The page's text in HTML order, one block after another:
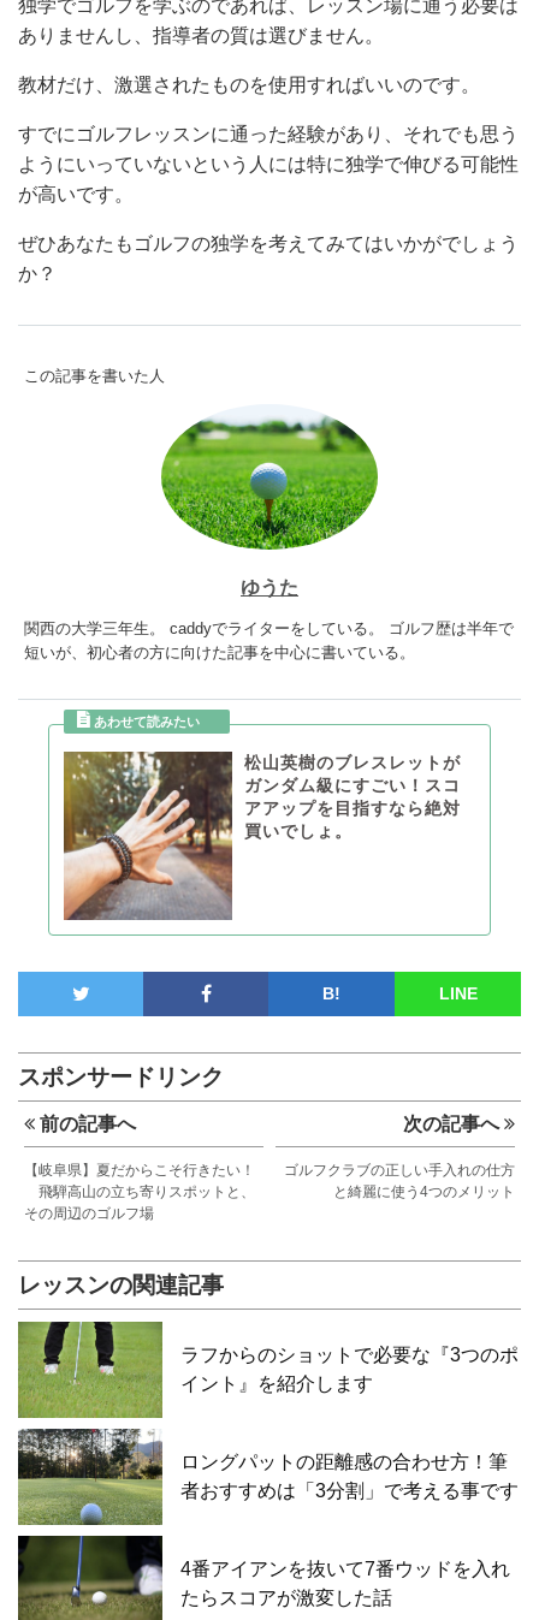
独学でゴルフを学ぶのであれば、レッスン場に通う必要は
ありませんし、指導者の質は選びません。
教材だけ、激選されたものを使用すればいいのです。
すでにゴルフレッスンに通った経験があり、それでも思う
ようにいっていないという人には特に独学で伸びる可能性
が高いです。
ぜひあなたもゴルフの独学を考えてみてはいかがでしょう
か？
この記事を書いた人
ゆうた
関西の大学三年生。 caddyでライターをしている。 ゴルフ歴は半年で
短いが、初心者の方に向けた記事を中心に書いている。
松山英樹のブレスレットが
ガンダム級にすごい！スコ
アアップを目指すなら絶対
買いでしょ。
B! LINE
スポンサードリンク
前の記事へ
【岐阜県】夏だからこそ行きたい！
飛騨高山の立ち寄りスポットと、
その周辺のゴルフ場
次の記事へ
ゴルフクラブの正しい手入れの仕方
と綺麗に使う4つのメリット
レッスンの関連記事
ラフからのショットで必要な『3つのポ
イント』を紹介します
ロングパットの距離感の合わせ方！筆
者おすすめは「3分割」で考える事です
4番アイアンを抜いて7番ウッドを入れ
たらスコアが激変した話